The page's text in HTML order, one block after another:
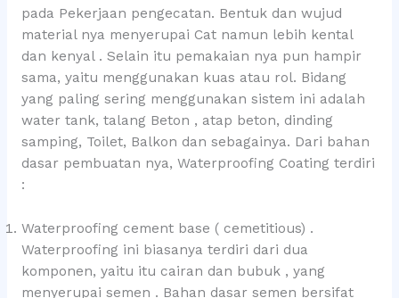
pada Pekerjaan pengecatan. Bentuk dan wujud
material nya menyerupai Cat namun lebih kental
dan kenyal . Selain itu pemakaian nya pun hampir
sama, yaitu menggunakan kuas atau rol. Bidang
yang paling sering menggunakan sistem ini adalah
water tank, talang Beton , atap beton, dinding
samping, Toilet, Balkon dan sebagainya. Dari bahan
dasar pembuatan nya, Waterproofing Coating terdiri
:
Waterproofing cement base ( cemetitious) .
Waterproofing ini biasanya terdiri dari dua
komponen, yaitu itu cairan dan bubuk , yang
menyerupai semen . Bahan dasar semen bersifat